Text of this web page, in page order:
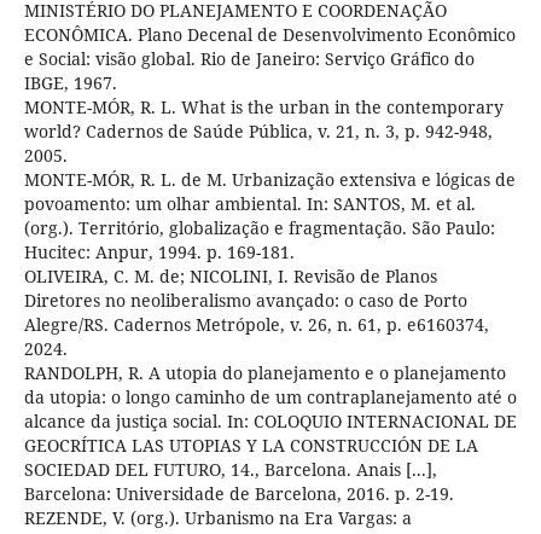
MINISTÉRIO DO PLANEJAMENTO E COORDENAÇÃO
ECONÔMICA. Plano Decenal de Desenvolvimento Econômico
e Social: visão global. Rio de Janeiro: Serviço Gráfico do
IBGE, 1967.
MONTE-MÓR, R. L. What is the urban in the contemporary
world? Cadernos de Saúde Pública, v. 21, n. 3, p. 942-948,
2005.
MONTE-MÓR, R. L. de M. Urbanização extensiva e lógicas de
povoamento: um olhar ambiental. In: SANTOS, M. et al.
(org.). Território, globalização e fragmentação. São Paulo:
Hucitec: Anpur, 1994. p. 169-181.
OLIVEIRA, C. M. de; NICOLINI, I. Revisão de Planos
Diretores no neoliberalismo avançado: o caso de Porto
Alegre/RS. Cadernos Metrópole, v. 26, n. 61, p. e6160374,
2024.
RANDOLPH, R. A utopia do planejamento e o planejamento
da utopia: o longo caminho de um contraplanejamento até o
alcance da justiça social. In: COLOQUIO INTERNACIONAL DE
GEOCRÍTICA LAS UTOPIAS Y LA CONSTRUCCIÓN DE LA
SOCIEDAD DEL FUTURO, 14., Barcelona. Anais [...],
Barcelona: Universidade de Barcelona, 2016. p. 2-19.
REZENDE, V. (org.). Urbanismo na Era Vargas: a